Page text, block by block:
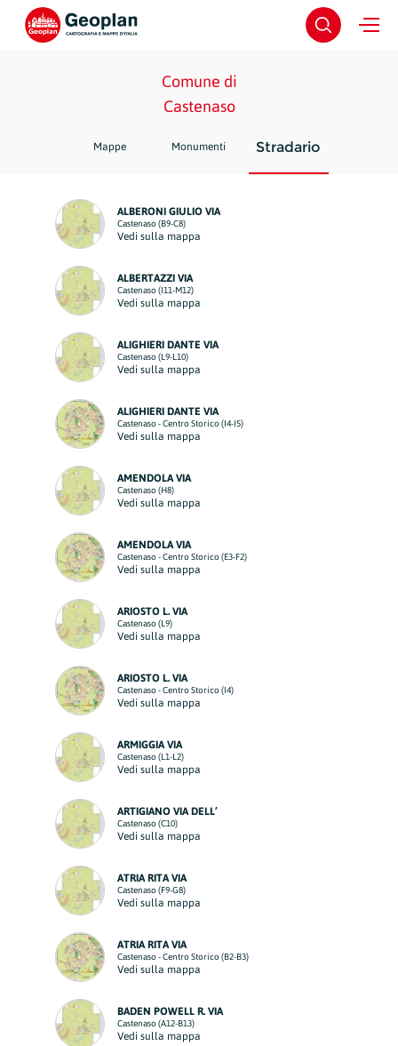
Comune di
Castenaso
Mappe Monumenti Stradario
ALBERONI GIULIO VIA
Castenaso (B9-C8)
Vedi sulla mappa
ALBERTAZZI VIA
Castenaso (I11-M12)
Vedi sulla mappa
ALIGHIERI DANTE VIA
Castenaso (L9-L10)
Vedi sulla mappa
ALIGHIERI DANTE VIA
Castenaso - Centro Storico (I4-I5)
Vedi sulla mappa
AMENDOLA VIA
Castenaso (H8)
Vedi sulla mappa
AMENDOLA VIA
Castenaso - Centro Storico (E3-F2)
Vedi sulla mappa
ARIOSTO L. VIA
Castenaso (L9)
Vedi sulla mappa
ARIOSTO L. VIA
Castenaso - Centro Storico (I4)
Vedi sulla mappa
ARMIGGIA VIA
Castenaso (L1-L2)
Vedi sulla mappa
ARTIGIANO VIA DELL’
Castenaso (C10)
Vedi sulla mappa
ATRIA RITA VIA
Castenaso (F9-G8)
Vedi sulla mappa
ATRIA RITA VIA
Castenaso - Centro Storico (B2-B3)
Vedi sulla mappa
BADEN POWELL R. VIA
Castenaso (A12-B13)
Vedi sulla mappa